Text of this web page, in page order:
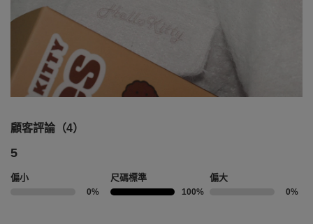
顧客評論（4）
5
偏小
0%
尺碼標準
100%
偏大
0%